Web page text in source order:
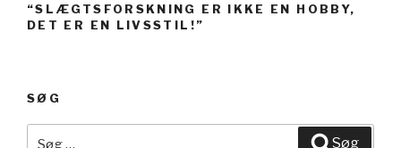
“SLÆGTSFORSKNING ER IKKE EN HOBBY,
DET ER EN LIVSSTIL!”
SØG
Søg